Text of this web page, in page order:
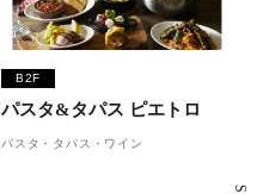
B2F
パスタ&タパス ピエトロ
パスタ・タパス・ワイン